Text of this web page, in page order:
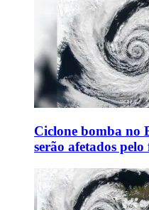
Ciclone bomba no
serão afetados pelo